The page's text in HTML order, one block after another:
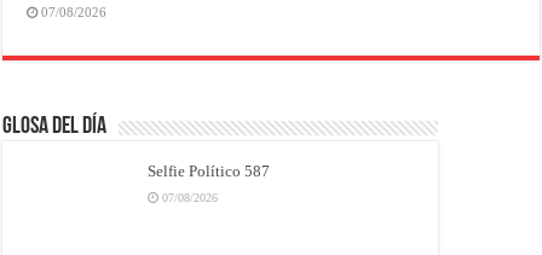
07/08/2026
Glosa del Día
Selfie Político 587
07/08/2026